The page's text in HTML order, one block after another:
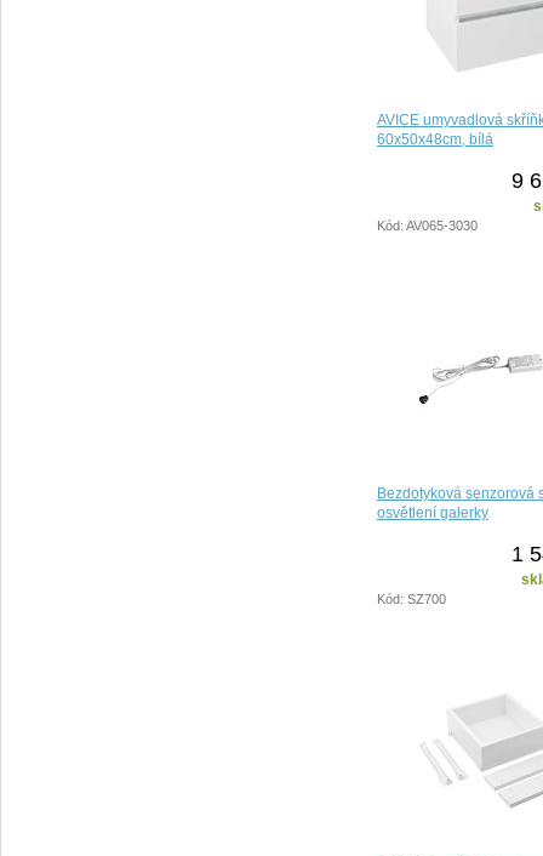
AVICE umyvadlová
60x50x48cm, bílá
9
Kód: AV065-3030
Bezdotyková senzorová
osvětlení galerky
1
Kód: SZ700